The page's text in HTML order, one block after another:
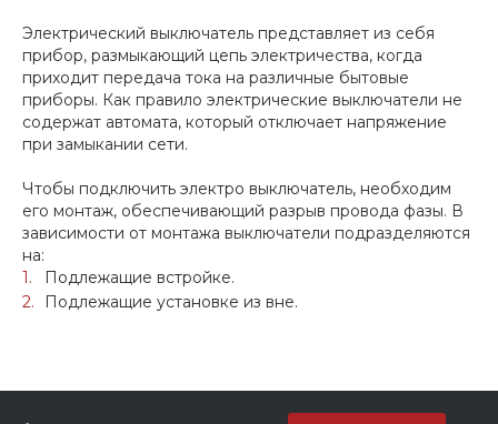
Электрический выключатель представляет из себя
прибор, размыкающий цепь электричества, когда
приходит передача тока на различные бытовые
приборы. Как правило электрические выключатели не
содержат автомата, который отключает напряжение
при замыкании сети.
Чтобы подключить электро выключатель, необходим
его монтаж, обеспечивающий разрыв провода фазы. В
зависимости от монтажа выключатели подразделяются
на:
Подлежащие встройке.
Подлежащие установке из вне.